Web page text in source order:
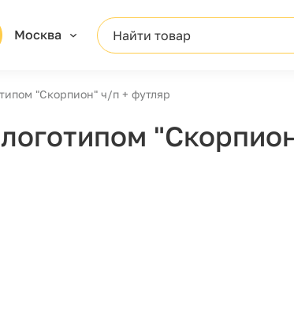
Москва Найти товар
"Скорпион" ч/п + футляр